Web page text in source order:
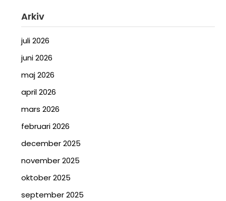
Arkiv
juli 2026
juni 2026
maj 2026
april 2026
mars 2026
februari 2026
december 2025
november 2025
oktober 2025
september 2025